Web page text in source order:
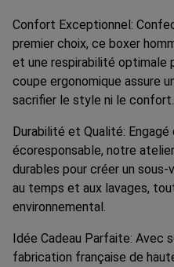
Confort Exceptionnel:
premier choix, ce boxer
et une respirabilité optimale
coupe ergonomique assure
sacrifier le style ni le confort.
Durabilité et Qualité: Engagé
écoresponsable, notre
durables pour créer un
au temps et aux lavages,
environnemental.
Idée Cadeau Parfaite: Avec
fabrication française de